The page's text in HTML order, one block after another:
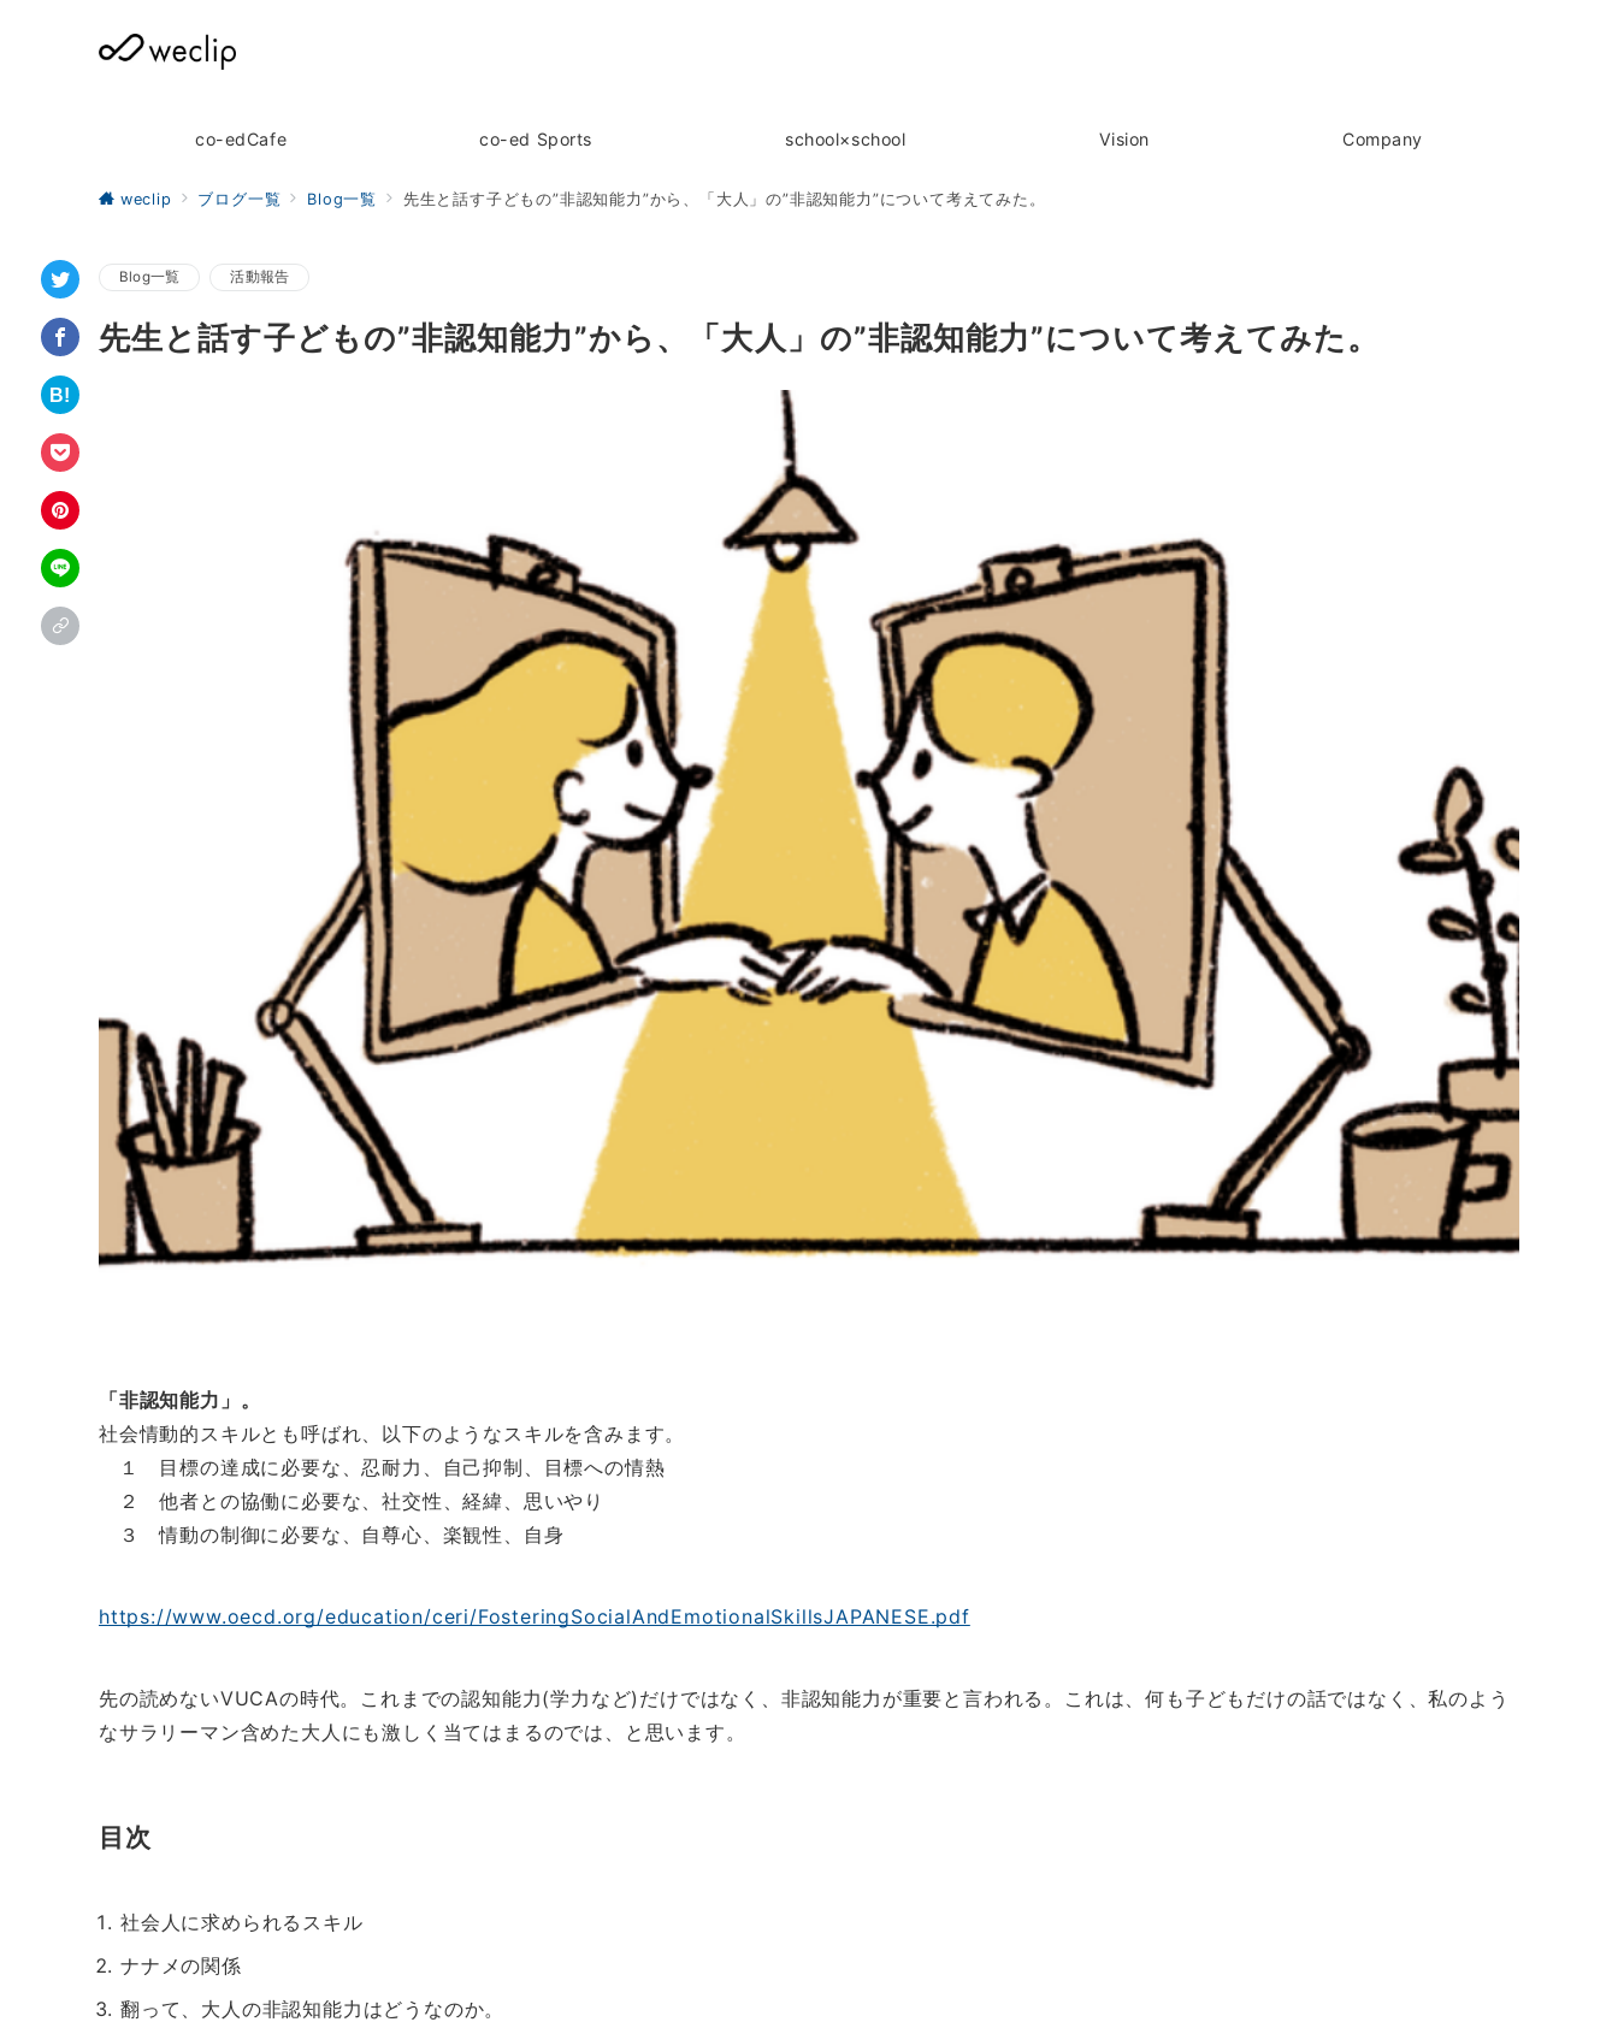
co-edCafe co-ed Sports school×school Vision Company
weclip ブログ一覧 Blog一覧 先生と話す子どもの”非認知能力”から、「大人」の”非認知能力”について考えてみた。
Blog一覧 活動報告
先生と話す子どもの”非認知能力”から、「大人」の”非認知能力”について考えてみた。
「非認知能力」。
社会情動的スキルとも呼ばれ、以下のようなスキルを含みます。
１ 目標の達成に必要な、忍耐力、自己抑制、目標への情熱
２ 他者との協働に必要な、社交性、経緯、思いやり
３ 情動の制御に必要な、自尊心、楽観性、自身
https://www.oecd.org/education/ceri/FosteringSocialAndEmotionalSkillsJAPANESE.pdf
先の読めないVUCAの時代。これまでの認知能力(学力など)だけではなく、非認知能力が重要と言われる。これは、何も子どもだけの話ではなく、私のよう
なサラリーマン含めた大人にも激しく当てはまるのでは、と思います。
目次
社会人に求められるスキル
ナナメの関係
翻って、大人の非認知能力はどうなのか。